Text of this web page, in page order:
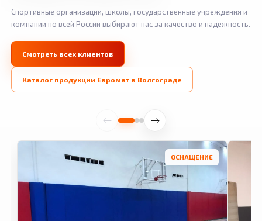
Спортивные организации, школы, государственные учреждения и
компании по всей России выбирают нас за качество и надежность.
Смотреть всех клиентов
Каталог продукции Евромат в Волгограде
ОСНАЩЕНИЕ